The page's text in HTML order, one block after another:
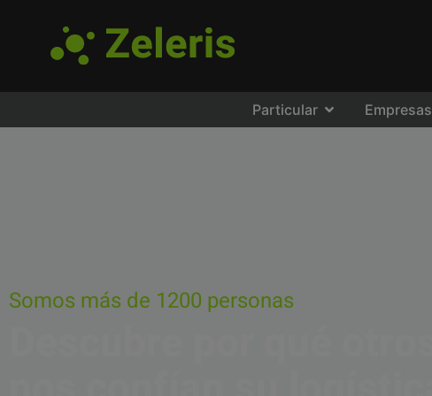
Particular Empresas
Somos más de 1200 personas